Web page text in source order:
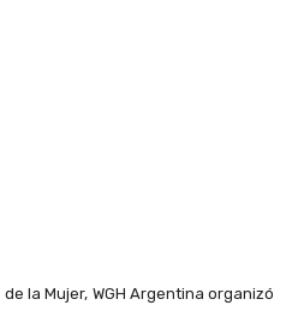
la Mujer, WGH Argentina organizó